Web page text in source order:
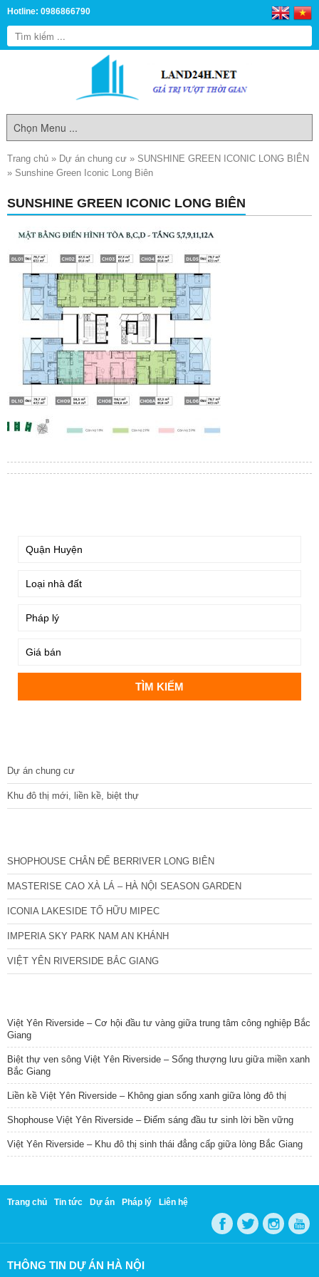
Hotline: 0986866790
Trang chủ » Dự án chung cư » SUNSHINE GREEN ICONIC LONG BIÊN
» Sunshine Green Iconic Long Biên
SUNSHINE GREEN ICONIC LONG BIÊN
Dự án chung cư
Khu đô thị mới, liền kề, biệt thự
SHOPHOUSE CHÂN ĐẾ BERRIVER LONG BIÊN
MASTERISE CAO XÀ LÁ – HÀ NỘI SEASON GARDEN
ICONIA LAKESIDE TỐ HỮU MIPEC
IMPERIA SKY PARK NAM AN KHÁNH
VIỆT YÊN RIVERSIDE BẮC GIANG
Việt Yên Riverside – Cơ hội đầu tư vàng giữa trung tâm công nghiệp Bắc
Giang
Biệt thự ven sông Việt Yên Riverside – Sống thượng lưu giữa miền xanh
Bắc Giang
Liền kề Việt Yên Riverside – Không gian sống xanh giữa lòng đô thị
Shophouse Việt Yên Riverside – Điểm sáng đầu tư sinh lời bền vững
Việt Yên Riverside – Khu đô thị sinh thái đẳng cấp giữa lòng Bắc Giang
Trang chủ Tin tức Dự án Pháp lý Liên hệ
THÔNG TIN DỰ ÁN HÀ NỘI